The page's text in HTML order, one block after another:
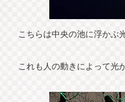
こちらは中央の池に浮かぶ
これも人の動きによって光